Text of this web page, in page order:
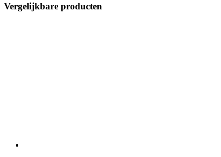
Vergelijkbare producten